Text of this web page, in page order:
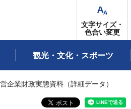
文字サイズ・
色合い変更
観光・文化・スポーツ
企業財政実態資料（詳細データ）